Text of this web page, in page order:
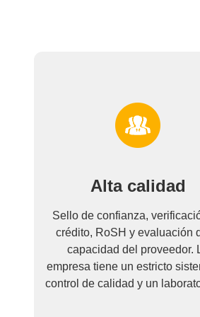
Alta calidad
Sello de confianza,
crédito, RoSH y evaluación
capacidad del proveedor.
empresa tiene un estricto
control de calidad y un